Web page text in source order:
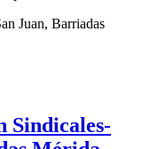
Sindicales-